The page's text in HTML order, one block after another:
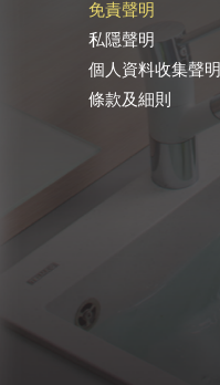
免責聲明
私隱聲明
個人資料收集聲明
條款及細則